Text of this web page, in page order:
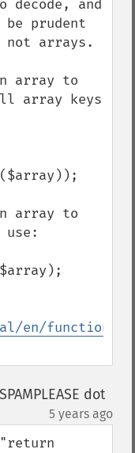
and
prudent
not arrays.
array to
array keys
array to
use:
en/
dot
5 years ago